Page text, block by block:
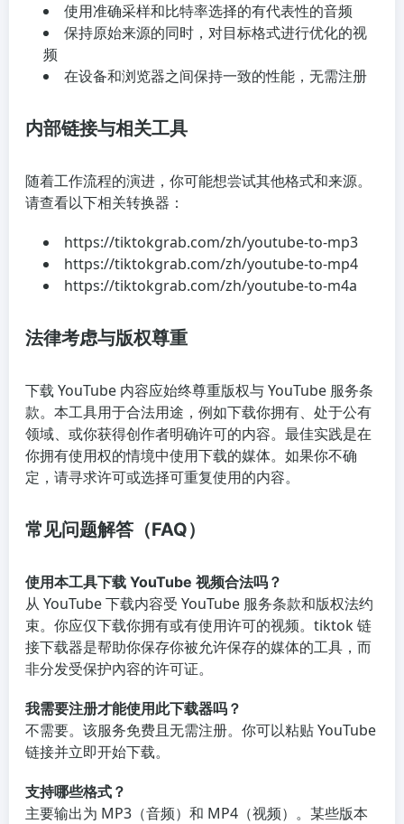
使用准确采样和比特率选择的有代表性的音频
保持原始来源的同时，对目标格式进行优化的视
频
在设备和浏览器之间保持一致的性能，无需注册
内部链接与相关工具
随着工作流程的演进，你可能想尝试其他格式和来源。
请查看以下相关转换器：
https://tiktokgrab.com/zh/youtube-to-mp3
https://tiktokgrab.com/zh/youtube-to-mp4
https://tiktokgrab.com/zh/youtube-to-m4a
法律考虑与版权尊重
下载 YouTube 内容应始终尊重版权与 YouTube 服务条
款。本工具用于合法用途，例如下载你拥有、处于公有
领域、或你获得创作者明确许可的内容。最佳实践是在
你拥有使用权的情境中使用下载的媒体。如果你不确
定，请寻求许可或选择可重复使用的内容。
常见问题解答（FAQ）
使用本工具下载 YouTube 视频合法吗？
从 YouTube 下载内容受 YouTube 服务条款和版权法约
束。你应仅下载你拥有或有使用许可的视频。tiktok 链
接下载器是帮助你保存你被允许保存的媒体的工具，而
非分发受保护內容的许可证。
我需要注册才能使用此下载器吗？
不需要。该服务免费且无需注册。你可以粘贴 YouTube
链接并立即开始下载。
支持哪些格式？
主要输出为 MP3（音频）和 MP4（视频）。某些版本